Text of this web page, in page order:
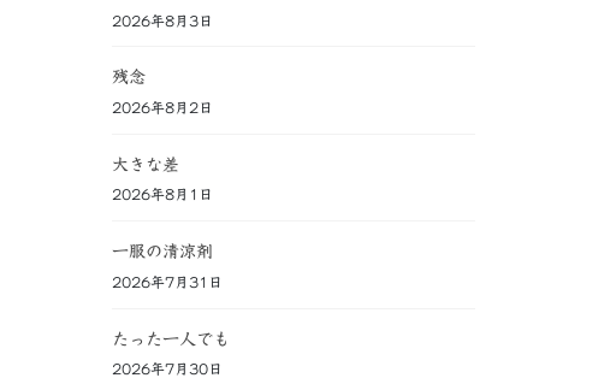
2026年8月3日
残念
2026年8月2日
大きな差
2026年8月1日
一服の清涼剤
2026年7月31日
たった一人でも
2026年7月30日